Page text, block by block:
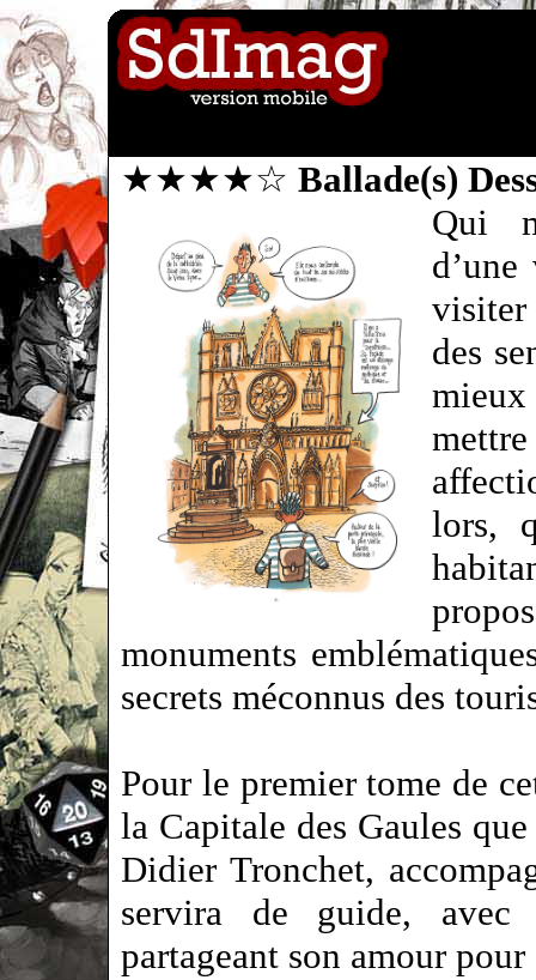
★★★★☆ Ballade(s)
Qui
des
mieux
lors,
monuments
secrets méconnus des
Pour le premier tome de
la Capitale des Gaules
Didier Tronchet,
servira de guide, avec
partageant son amour